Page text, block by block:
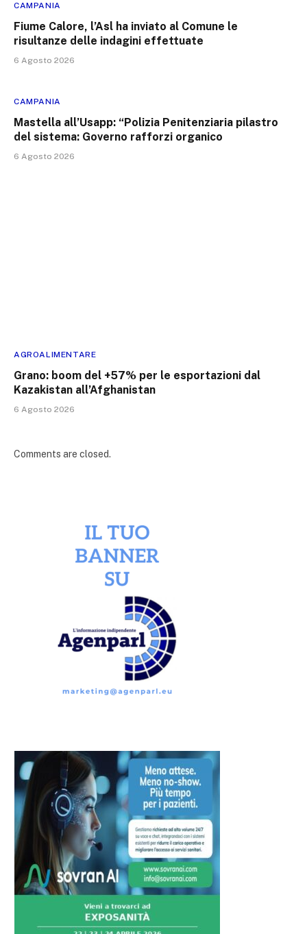
CAMPANIA
Fiume Calore, l’Asl ha inviato al Comune le
risultanze delle indagini effettuate
6 Agosto 2026
CAMPANIA
Mastella all’Usapp: “Polizia Penitenziaria pilastro
del sistema: Governo rafforzi organico
6 Agosto 2026
AGROALIMENTARE
Grano: boom del +57% per le esportazioni dal
Kazakistan all’Afghanistan
6 Agosto 2026
Comments are closed.